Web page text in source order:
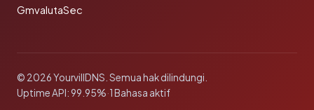
GmvalutaSec
© 2026 YourvillDNS. Semua hak dilindungi.
Uptime API: 99.95%·1 Bahasa aktif